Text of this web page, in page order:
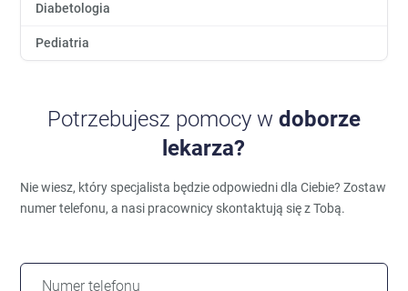
Diabetologia
Pediatria
Potrzebujesz pomocy w doborze
lekarza?
Nie wiesz, który specjalista będzie odpowiedni dla Ciebie?Zostaw
numer telefonu, a nasi pracownicy skontaktują się z Tobą.
Numer telefonu